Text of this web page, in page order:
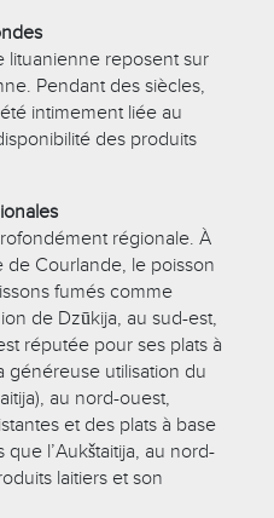
lituanienne reposent sur
Pendant des siècles,
intimement liée au
des produits
régionale. À
de Courlande, le poisson
fumés comme
de Dzūkija, au sud-est,
réputée pour ses plats à
généreuse utilisation du
au nord-ouest,
et des plats à base
l’Aukštaitija, au nord-
laitiers et son